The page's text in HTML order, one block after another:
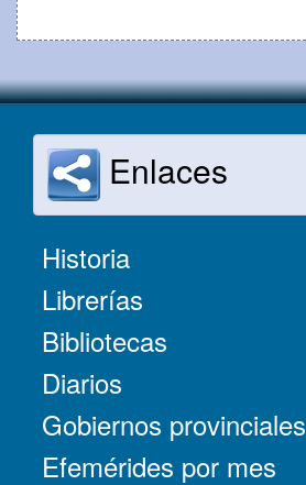
Enlaces
Historia
Librerías
Bibliotecas
Diarios
Gobiernos provinciales
Efemérides por mes